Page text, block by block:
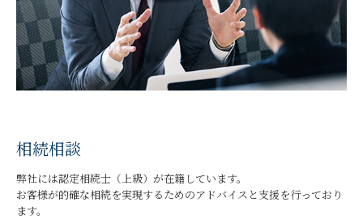
相続相談
弊社には認定相続士（上級）が在籍しています。
お客様が的確な相続を実現するためのアドバイスと支援を行っており
ます。